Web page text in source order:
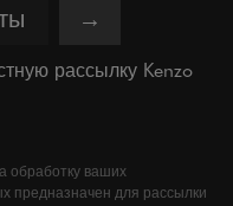
→
рассылку Kenzo
обработку ваших
предназначен для рассылки